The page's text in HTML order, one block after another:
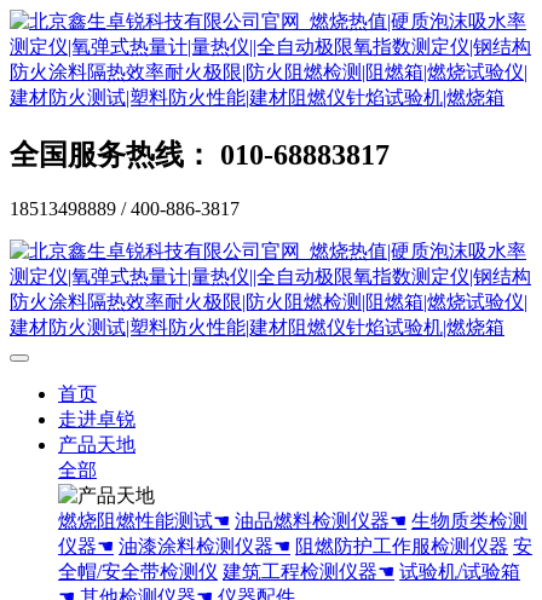
全国服务热线： 010-68883817
18513498889 / 400-886-3817
首页
走进卓锐
产品天地
全部
燃烧阻燃性能测试☚ 油品燃料检测仪器☚ 生物质类检测
仪器☚ 油漆涂料检测仪器☚ 阻燃防护工作服检测仪器 安
全帽/安全带检测仪 建筑工程检测仪器☚ 试验机/试验箱